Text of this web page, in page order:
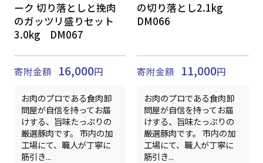
ーク 切り落としと挽肉
のガッツリ盛りセット
3.0kg DM067
寄附金額 16,000円
お肉のプロである食肉卸
問屋が自信を持ってお届
けする、旨味たっぷりの
厳選豚肉です。 市内の加
工場にて、職人が丁寧に
筋引き...
の切り落とし2.1kg
DM066
寄附金額 11,000円
お肉のプロである食肉卸
問屋が自信を持ってお届
けする、旨味たっぷりの
厳選豚肉です。 市内の加
工場にて、職人が丁寧に
筋引き...